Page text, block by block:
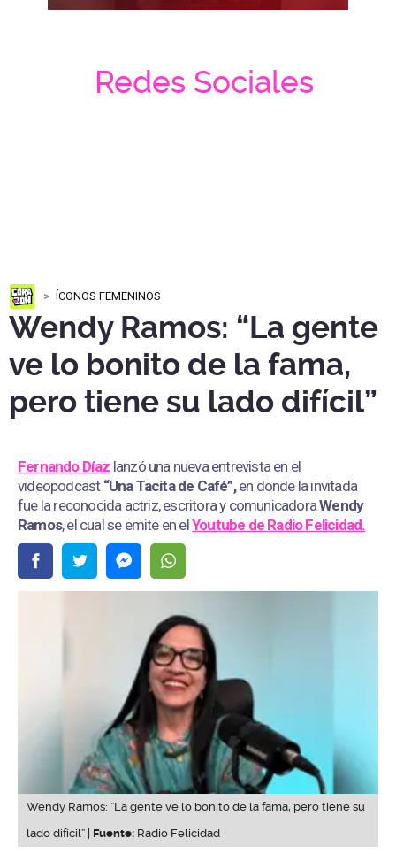
Redes Sociales
ÍCONOS FEMENINOS
Wendy Ramos: “La gente
ve lo bonito de la fama,
pero tiene su lado difícil”
Fernando Díaz lanzó una nueva entrevista en el
videopodcast “Una Tacita de Café”,en donde la invitada
fue la reconocida actriz, escritora y comunicadoraWendy
Ramos, el cual se emite en elYoutube de Radio Felicidad.
Wendy Ramos: “La gente ve lo bonito de la fama, pero tiene su
lado difícil” | Fuente: Radio Felicidad